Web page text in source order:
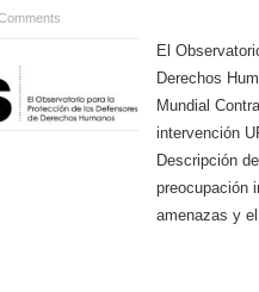
El
Derechos
Mundial
intervención
Descripción
preocupación
amenazas y